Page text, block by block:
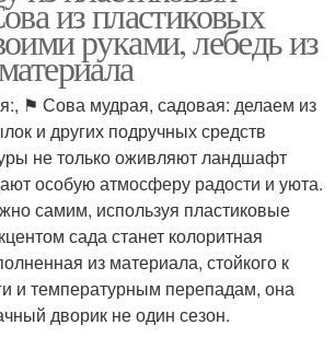
из пластиковых
руками, лебедь из
⚑ Сова мудрая, садовая: делаем из
и других подручных средств
не только оживляют ландшафт
особую атмосферу радости и уюта.
самим, используя пластиковые
сада станет колоритная
из материала, стойкого к
и температурным перепадам, она
дворик не один сезон.